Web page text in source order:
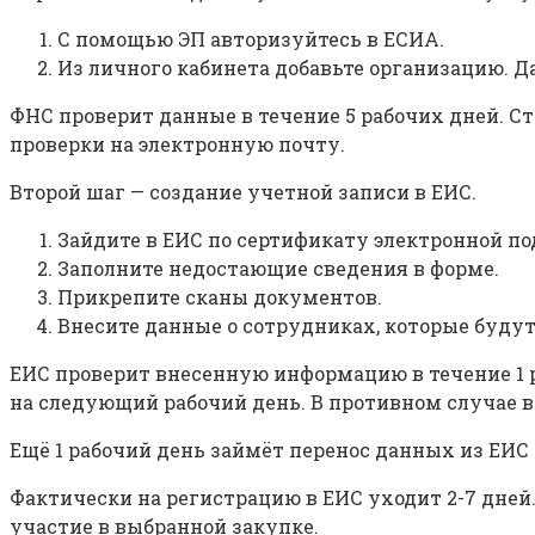
С помощью ЭП авторизуйтесь в ЕСИА.
Из личного кабинета добавьте организацию.
ФНС проверит данные в течение 5 рабочих дней.
проверки на электронную почту.
Второй шаг — создание учетной записи в ЕИС.
Зайдите в ЕИС по сертификату электронной
Заполните недостающие сведения в форме.
Прикрепите сканы документов.
Внесите данные о сотрудниках, которые
ЕИС проверит внесенную информацию в течение 1
на следующий рабочий день. В противном случае
Ещё 1 рабочий день займёт перенос данных из
Фактически на регистрацию в ЕИС уходит 2-7
участие в выбранной закупке.